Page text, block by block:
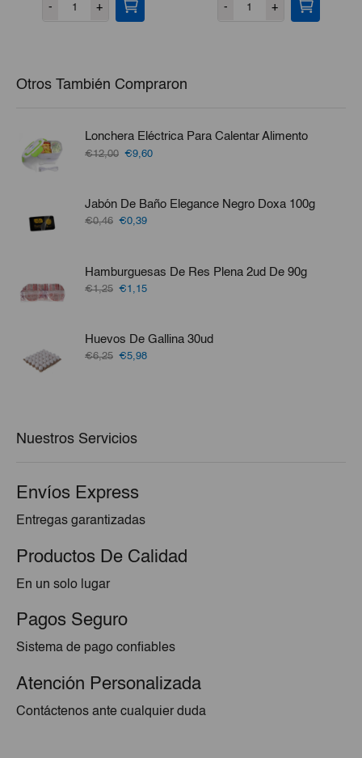
- + - +
Otros También Compraron
Lonchera Eléctrica Para Calentar Alimento
€12,00 El
era:
€12,00.
€9,60El
es:
€9,60.
Jabón De Baño Elegance Negro Doxa 100g
€0,46 El
€0,46.
€0,39El
€0,39.
Hamburguesas De Res Plena 2ud De 90g
€1,25 El
era:
€1,25.
€1,15El
es:
€1,15.
Huevos De Gallina 30ud
€6,25 El
€5,98El
Nuestros Servicios
Envíos Express
Entregas garantizadas
Productos De Calidad
En un solo lugar
Pagos Seguro
Sistema de pago confiables
Atención Personalizada
Contáctenos ante cualquier duda